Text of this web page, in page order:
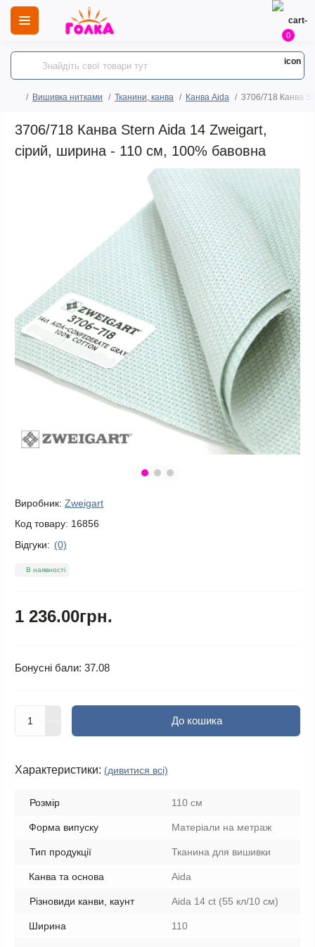
0
Вишивка нитками Тканини, канва Канва Aida 3706/718 Канва
3706/718 Канва Stern Aida 14 Zweigart,
сірий, ширина - 110 см, 100% бавовна
Виробник: Zweigart
Код товару: 16856
Відгуки: (0)
В наявності
1 236.00грн.
Бонусні бали: 37.08
До кошика
Характеристики: (дивитися всі)
Розмір 110 см
Форма випуску Матеріали на метраж
Тип продукції Тканина для вишивки
Канва та основа Aida
Різновиди канви, каунт Aida 14 ct (55 кл/10 см)
Ширина 110